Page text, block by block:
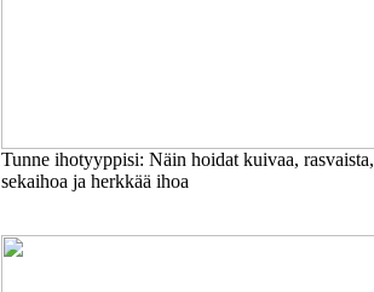
Tunne ihotyyppisi: Näin hoidat kuivaa, rasvaista,
sekaihoa ja herkkää ihoa